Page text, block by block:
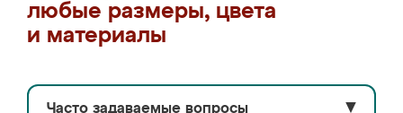
любые размеры, цвета
и материалы
Часто задаваемые вопросы ▼